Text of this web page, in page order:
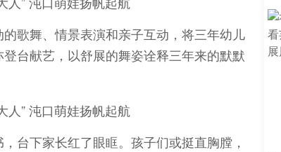
歌舞、情景表演和亲子互动，将三年幼儿
台献艺，以舒展的舞姿诠释三年来的默默
台下家长红了眼眶。孩子们或挺直胸膛，